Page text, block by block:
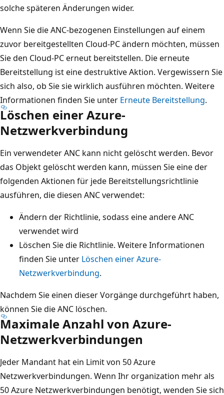
solche späteren Änderungen wider.
Wenn Sie die ANC-bezogenen Einstellungen auf einem
zuvor bereitgestellten Cloud-PC ändern möchten, müssen
Sie den Cloud-PC erneut bereitstellen. Die erneute
Bereitstellung ist eine destruktive Aktion. Vergewissern Sie
sich also, ob Sie sie wirklich ausführen möchten. Weitere
Informationen finden Sie unter Erneute Bereitstellung.
Löschen einer Azure-
Netzwerkverbindung
Ein verwendeter ANC kann nicht gelöscht werden. Bevor
das Objekt gelöscht werden kann, müssen Sie eine der
folgenden Aktionen für jede Bereitstellungsrichtlinie
ausführen, die diesen ANC verwendet:
Ändern der Richtlinie, sodass eine andere ANC
verwendet wird
Löschen Sie die Richtlinie. Weitere Informationen
finden Sie unter Löschen einer Azure-
Netzwerkverbindung.
Nachdem Sie einen dieser Vorgänge durchgeführt haben,
können Sie die ANC löschen.
Maximale Anzahl von Azure-
Netzwerkverbindungen
Jeder Mandant hat ein Limit von 50 Azure
Netzwerkverbindungen. Wenn Ihr organization mehr als
50 Azure Netzwerkverbindungen benötigt, wenden Sie sich